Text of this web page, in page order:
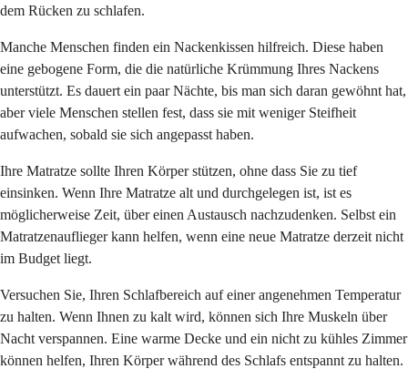
dem Rücken zu schlafen.
Manche Menschen finden ein Nackenkissen hilfreich. Diese haben
eine gebogene Form, die die natürliche Krümmung Ihres Nackens
unterstützt. Es dauert ein paar Nächte, bis man sich daran gewöhnt hat,
aber viele Menschen stellen fest, dass sie mit weniger Steifheit
aufwachen, sobald sie sich angepasst haben.
Ihre Matratze sollte Ihren Körper stützen, ohne dass Sie zu tief
einsinken. Wenn Ihre Matratze alt und durchgelegen ist, ist es
möglicherweise Zeit, über einen Austausch nachzudenken. Selbst ein
Matratzenauflieger kann helfen, wenn eine neue Matratze derzeit nicht
im Budget liegt.
Versuchen Sie, Ihren Schlafbereich auf einer angenehmen Temperatur
zu halten. Wenn Ihnen zu kalt wird, können sich Ihre Muskeln über
Nacht verspannen. Eine warme Decke und ein nicht zu kühles Zimmer
können helfen, Ihren Körper während des Schlafs entspannt zu halten.